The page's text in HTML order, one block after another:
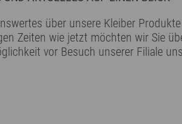
über unsere Kleiber
Zeiten wie jetzt möchten wir Sie
vor Besuch unserer Filiale